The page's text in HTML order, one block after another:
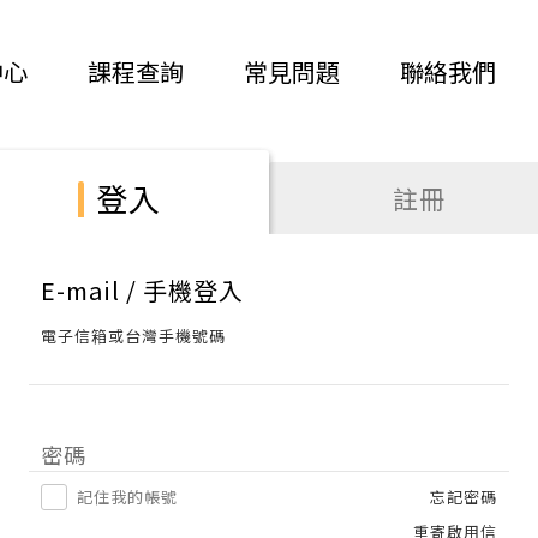
課程查詢 常見問題 聯絡我們
登入 註冊
E-mail / 手機登入
電子信箱或台灣手機號碼
密碼
記住我的帳號
忘記密碼
重寄啟用信